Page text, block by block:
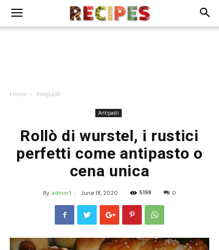
Home Antipasti
Antipasti
Rollò di wurstel, i rustici
perfetti come antipasto o
cena unica
By admin1 - June 18, 2020 5198 0